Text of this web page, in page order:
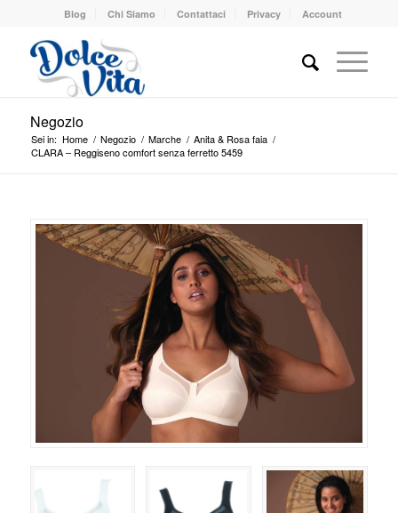
Blog Chi Siamo Contattaci Privacy Account
Negozio
Sei in: Home / Negozio / Marche / Anita & Rosa faia /
CLARA – Reggiseno comfort senza ferretto 5459